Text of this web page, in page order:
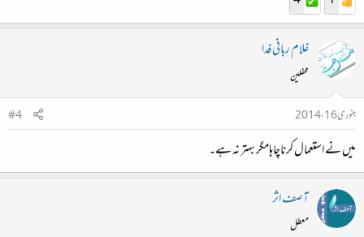
غلام ربانی فدا
محفلین
جنوری 16، 2014
#4
میں نے استعمال کرناچاہامگر بہتر نہ ہے۔
آصف اثر
معطل